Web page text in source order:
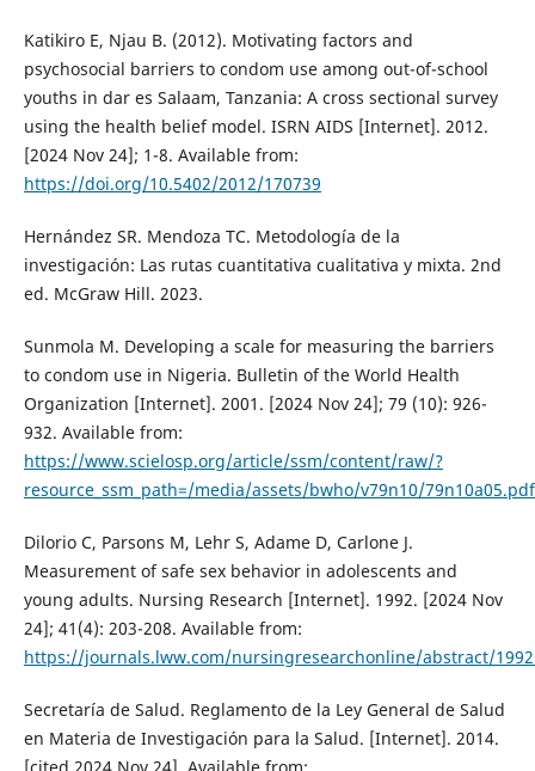
Katikiro E, Njau B. (2012). Motivating factors and
psychosocial barriers to condom use among out-of-school
youths in dar es Salaam, Tanzania: A cross sectional survey
using the health belief model. ISRN AIDS [Internet]. 2012.
[2024 Nov 24]; 1-8. Available from:
https://doi.org/10.5402/2012/170739
Hernández SR. Mendoza TC. Metodología de la
investigación: Las rutas cuantitativa cualitativa y mixta. 2nd
ed. McGraw Hill. 2023.
Sunmola M. Developing a scale for measuring the barriers
to condom use in Nigeria. Bulletin of the World Health
Organization [Internet]. 2001. [2024 Nov 24]; 79 (10): 926-
932. Available from:
https://www.scielosp.org/article/ssm/content/raw/?
resource_ssm_path=/media/assets/bwho/v79n10/79n10a05.pdf
Dilorio C, Parsons M, Lehr S, Adame D, Carlone J.
Measurement of safe sex behavior in adolescents and
young adults. Nursing Research [Internet]. 1992. [2024 Nov
24]; 41(4): 203-208. Available from:
https://journals.lww.com/nursingresearchonline/abstract/
Secretaría de Salud. Reglamento de la Ley General de Salud
en Materia de Investigación para la Salud. [Internet]. 2014.